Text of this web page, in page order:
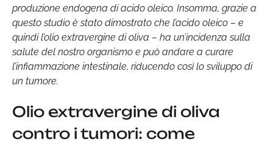
produzione endogena di acido oleico. Insomma, grazie a
questo studio è stato dimostrato che l’acido oleico – e
quindi l’olio extravergine di oliva – ha un’incidenza sulla
salute del nostro organismo e può andare a curare
l’infiammazione intestinale, riducendo così lo sviluppo di
un tumore.
Olio extravergine di oliva
contro i tumori: come